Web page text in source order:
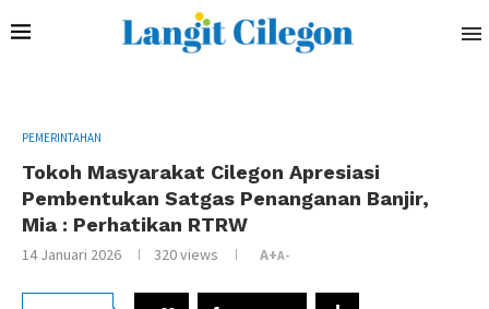
PEMERINTAHAN
Tokoh Masyarakat Cilegon Apresiasi
Pembentukan Satgas Penanganan Banjir,
Mia : Perhatikan RTRW
14 Januari 2026 320views A+A-